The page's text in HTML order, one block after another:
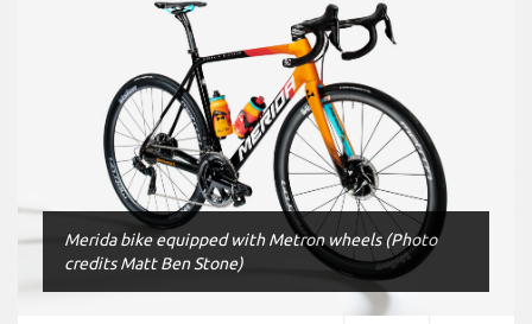
Merida bike equipped with Metron wheels (Photo
credits Matt Ben Stone)